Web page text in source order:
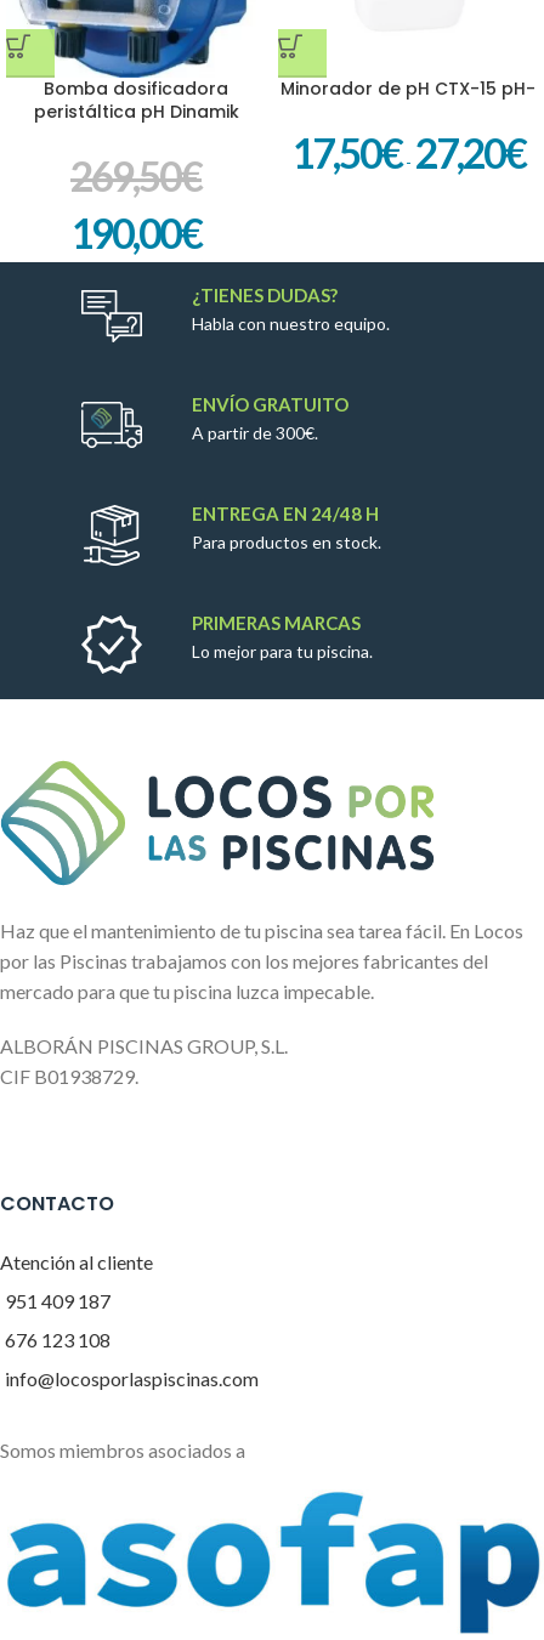
Bomba dosificadora
peristáltica pH Dinamik
269,50€
190,00€
Minorador de pH CTX-15 pH-
17,50€ - 27,20€
¿TIENES DUDAS?
Habla con nuestro equipo.
ENVÍO GRATUITO
A partir de 300€.
ENTREGA EN 24/48 H
Para productos en stock.
PRIMERAS MARCAS
Lo mejor para tu piscina.
Haz que el mantenimiento de tu piscina sea tarea fácil. En Locos
por las Piscinas trabajamos con los mejores fabricantes del
mercado para que tu piscina luzca impecable.
ALBORÁN PISCINAS GROUP, S.L.
CIF B01938729.
CONTACTO
Atención al cliente
951 409 187
676 123 108
info@locosporlaspiscinas.com
Somos miembros asociados a